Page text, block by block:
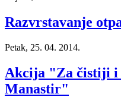
Razvrstavanje
Petak, 25. 04. 2014.
Akcija "Za čistiji
Manastir"